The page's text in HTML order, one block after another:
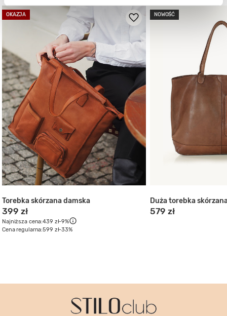
OKAZJA
Torebka skórzana damska
399 zł
Najniższa cena:439 zł-9%
Cena regularna:599 zł-33%
NOWOŚĆ
Duża torebka
579 zł